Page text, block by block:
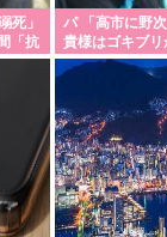
から日本人男店員
ンを履かないの
は経済的に破綻し
ルポストが大移動
Ⅸからやって来た
ェイス伯爵」が
死」
「抗
っ
景
パ 「高市に野
貴様はゴキブ
で叩かないのか